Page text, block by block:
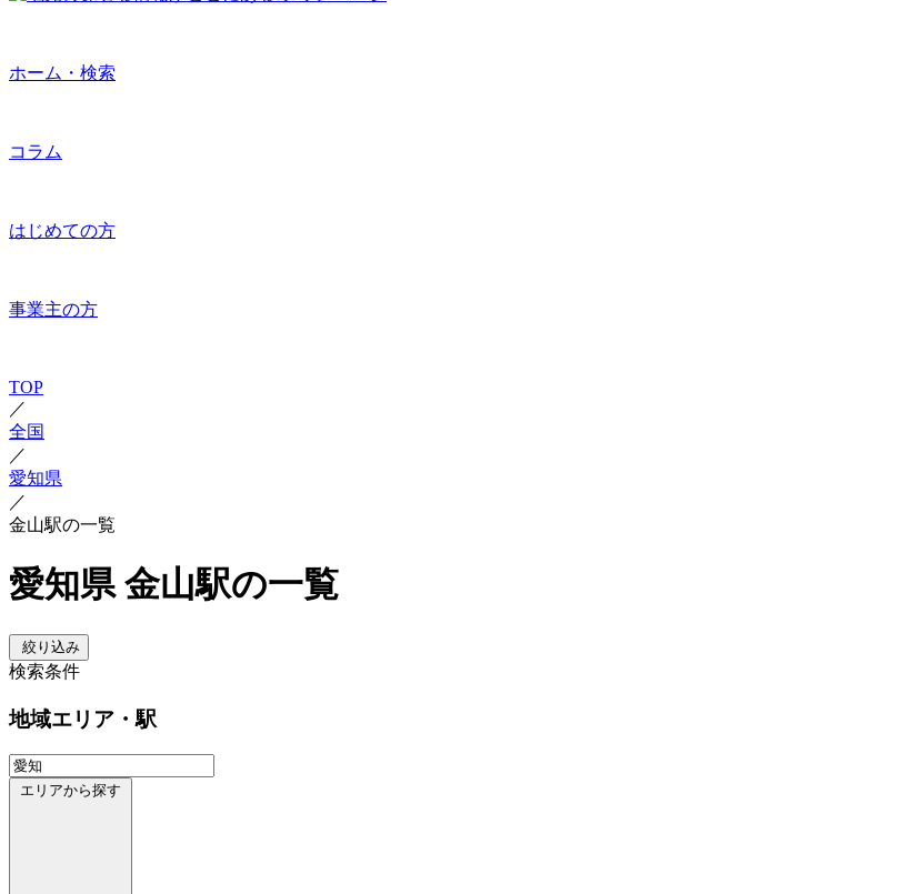
ホーム・検索
コラム
はじめての方
事業主の方
TOP
／
全国
／
愛知県
／
金山駅の一覧
愛知県 金山駅の一覧
絞り込み
検索条件
地域エリア・駅
エリアから探す